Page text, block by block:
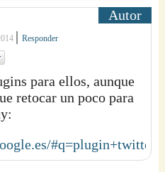
|Responder
para ellos, aunque
retocar un poco para